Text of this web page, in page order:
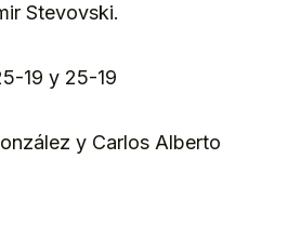
Stevovski.
19 y 25-19
y Carlos Alberto